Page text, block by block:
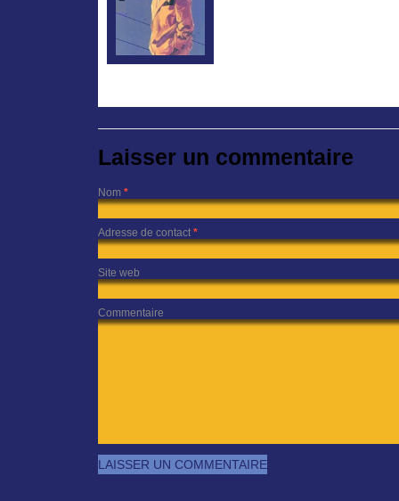
Laisser un commentaire
Nom *
Adresse de contact *
Site web
Commentaire